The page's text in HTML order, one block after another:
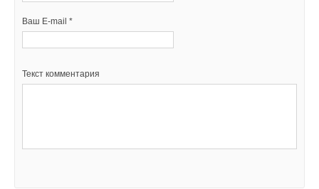
Ваш E-mail *
Текст комментария